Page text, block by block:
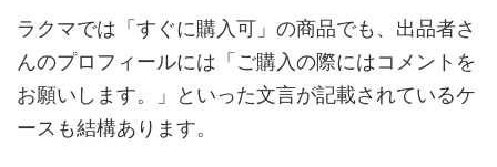
ラクマでは「すぐに購入可」の商品でも、出品者さ
んのプロフィールには「ご購入の際にはコメントを
お願いします。」といった文言が記載されているケ
ースも結構あります。